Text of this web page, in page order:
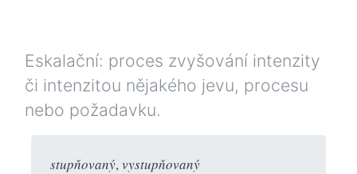
Eskalační: proces zvyšování intenzity
či intenzitou nějakého jevu, procesu
nebo požadavku.
stupňovaný,vystupňovaný